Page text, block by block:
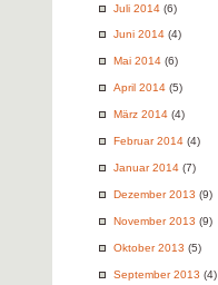
Juli 2014 (6)
Juni 2014 (4)
Mai 2014 (6)
April 2014 (5)
März 2014 (4)
Februar 2014 (4)
Januar 2014 (7)
Dezember 2013 (9)
November 2013 (9)
Oktober 2013 (5)
September 2013 (4)